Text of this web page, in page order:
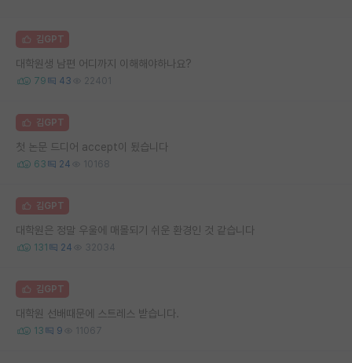
김GPT
대학원생 남편 어디까지 이해해야하나요?
79 43 22401
김GPT
첫 논문 드디어 accept이 됬습니다
63 24 10168
김GPT
대학원은 정말 우울에 매몰되기 쉬운 환경인 것 같습니다
131 24 32034
김GPT
대학원 선배때문에 스트레스 받습니다.
13 9 11067